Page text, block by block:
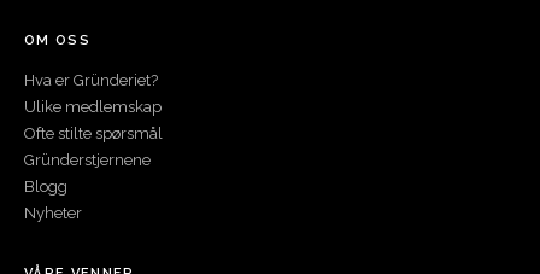
OM OSS
Hva er Gründeriet?
Ulike medlemskap
Ofte stilte spørsmål
Gründerstjernene
Blogg
Nyheter